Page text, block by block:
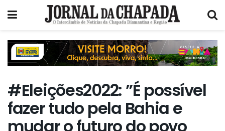
#Eleições2022: ”É possível
fazer tudo pela Bahia e
mudar o futuro do povo